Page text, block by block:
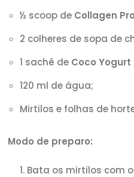
½ scoop de Collagen
2 colheres de sopa de
1 sachê de Coco Yogurt
120 ml de água;
Mirtilos e folhas de
Modo de preparo:
Bata os mirtilos com